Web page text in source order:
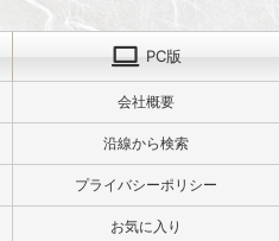
PC版
会社概要
沿線から検索
プライバシーポリシー
お気に入り